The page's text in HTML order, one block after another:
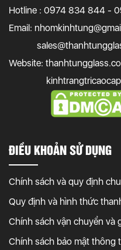
Hotline : 0974 834 844 -
Email:
Website:
ĐIỀU KHOẢN SỬ DỤNG
Chính sách và quy định
Quy định và hình thức
Chính sách vận chuyển và
Chính sách bảo mật thông